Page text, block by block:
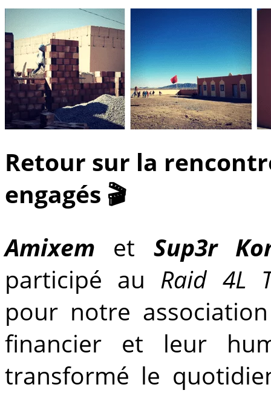
Retour sur la
engagés 🎬
Amixem et Sup3r
participé au Raid 4L
pour notre
financier et leur
transformé le